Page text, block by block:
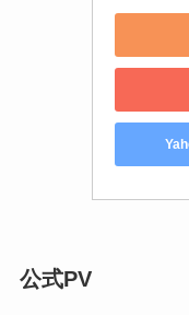
公式PV